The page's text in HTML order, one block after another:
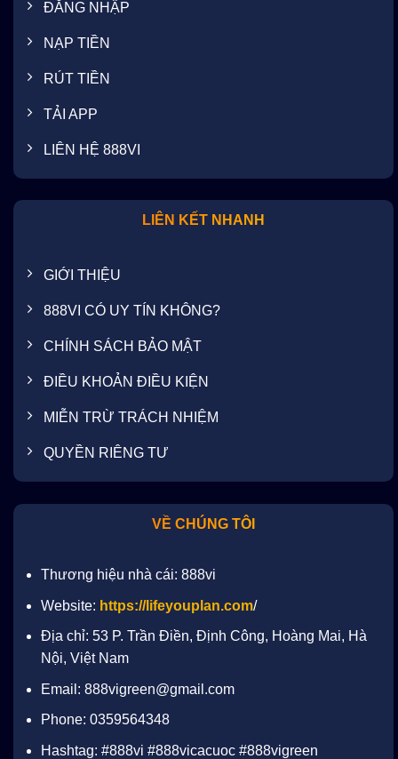
ĐĂNG NHẬP
NẠP TIỀN
RÚT TIỀN
TẢI APP
LIÊN HỆ 888VI
LIÊN KẾT NHANH
GIỚI THIỆU
888VI CÓ UY TÍN KHÔNG?
CHÍNH SÁCH BẢO MẬT
ĐIỀU KHOẢN ĐIỀU KIỆN
MIỄN TRỪ TRÁCH NHIỆM
QUYỀN RIÊNG TƯ
VỀ CHÚNG TÔI
Thương hiệu nhà cái: 888vi
Website: https://lifeyouplan.com/
Địa chỉ: 53 P. Trần Điền, Định Công, Hoàng Mai, Hà
Nội, Việt Nam
Email: 888vigreen@gmail.com
Phone: 0359564348
Hashtag: #888vi #888vicacuoc #888vigreen